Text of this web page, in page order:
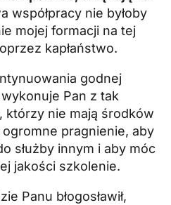
współpracy nie byłoby
mojej formacji na tej
kapłaństwo.
godnej
Pan z tak
którzy nie mają środków
pragnienie, aby
służby innym i aby móc
jakości szkolenie.
Panu błogosławił,